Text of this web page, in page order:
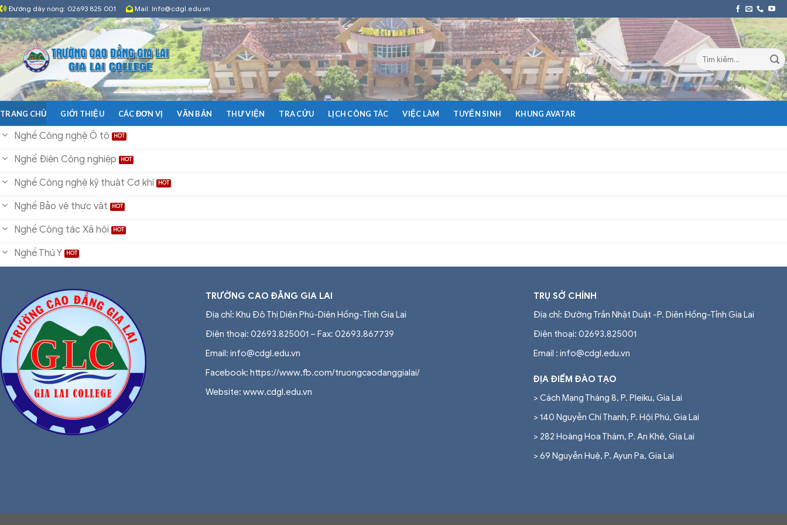
Skip
to
content
Đường dây nóng: 02693 825 001 Mail: Info@cdgl.edu.vn
TRANG CHỦ GIỚI THIỆU CÁC ĐƠN VỊ VĂN BẢN THƯ VIỆN TRA CỨU LỊCH CÔNG TÁC VIỆC LÀM TUYỂN SINH KHUNG AVATAR
Nghề Công nghệ Ô tô
Nghề Điện Công nghiệp
Nghề Công nghệ kỹ thuật Cơ khí
Nghề Bảo vệ thực vật
Nghề Công tác Xã hội
Nghề Thú Y
TRƯỜNG CAO ĐẲNG GIA LAI
Địa chỉ: Khu Đô Thị Diên Phú-Diên Hồng-Tỉnh Gia Lai
Điện thoại: 02693.825001 – Fax: 02693.867739
Email: info@cdgl.edu.vn
Facebook: https://www.fb.com/truongcaodanggialai/
Website: www.cdgl.edu.vn
TRỤ SỞ CHÍNH
Địa chỉ: Đường Trần Nhật Duật -P. Diên Hồng-Tỉnh Gia Lai
Điện thoại: 02693.825001
Email : info@cdgl.edu.vn
ĐỊA ĐIỂM ĐÀO TẠO
> Cách Mạng Tháng 8, P. Pleiku, Gia Lai
> 140 Nguyễn Chí Thanh, P. Hội Phú, Gia Lai
> 282 Hoàng Hoa Thám, P. An Khê, Gia Lai
> 69 Nguyễn Huệ, P. Ayun Pa, Gia Lai